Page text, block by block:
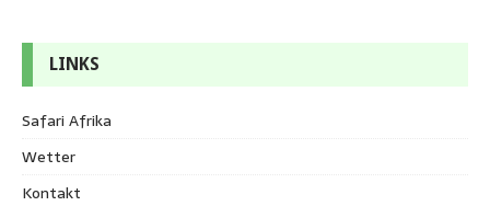
LINKS
Safari Afrika
Wetter
Kontakt